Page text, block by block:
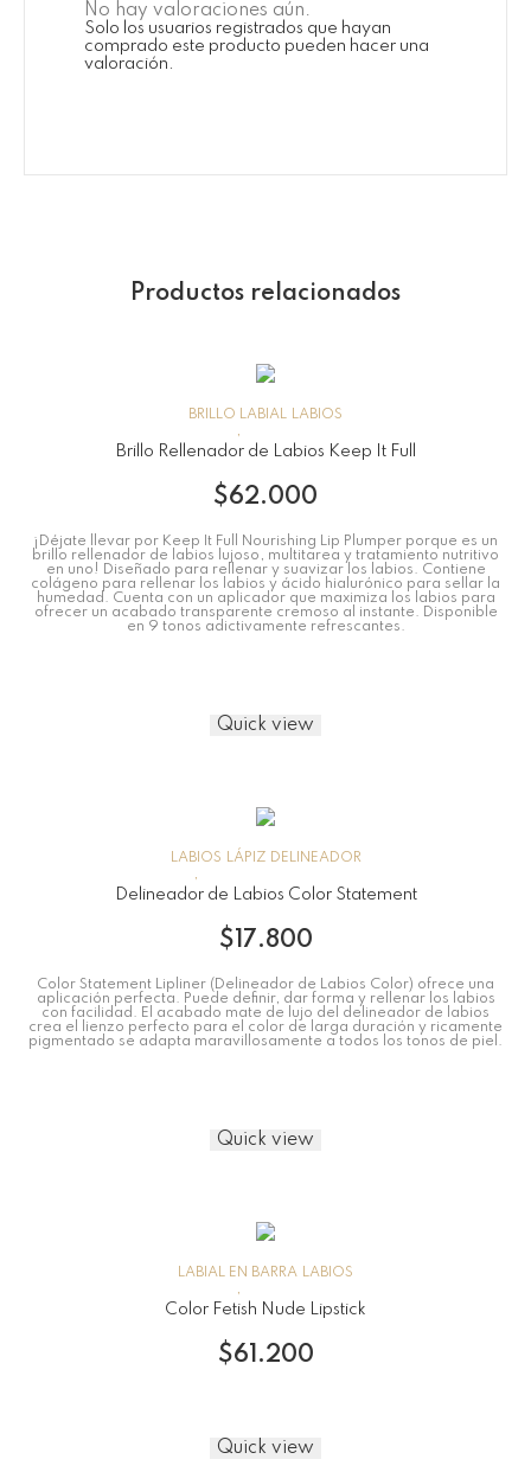
No hay valoraciones aún.
Solo los usuarios registrados que hayan
comprado este producto pueden hacer una
valoración.
Productos relacionados
BRILLO LABIAL LABIOS
Brillo Rellenador de Labios Keep It Full
$62.000
¡Déjate llevar por Keep It Full Nourishing Lip Plumper porque es un
brillo rellenador de labios lujoso, multitarea y tratamiento nutritivo
en uno! Diseñado para rellenar y suavizar los labios. Contiene
colágeno para rellenar los labios y ácido hialurónico para sellar la
humedad. Cuenta con un aplicador que maximiza los labios para
ofrecer un acabado transparente cremoso al instante. Disponible
en 9 tonos adictivamente refrescantes.
Quick view
LABIOS LÁPIZ DELINEADOR
Delineador de Labios Color Statement
$ 17.800
Color Statement Lipliner (Delineador de Labios Color) ofrece una
aplicación perfecta. Puede definir, dar forma y rellenar los labios
con facilidad. El acabado mate de lujo del delineador de labios
crea el lienzo perfecto para el color de larga duración y ricamente
pigmentado se adapta maravillosamente a todos los tonos de piel.
Quick view
LABIAL EN BARRA LABIOS
Color Fetish Nude Lipstick
$61.200
Quick view